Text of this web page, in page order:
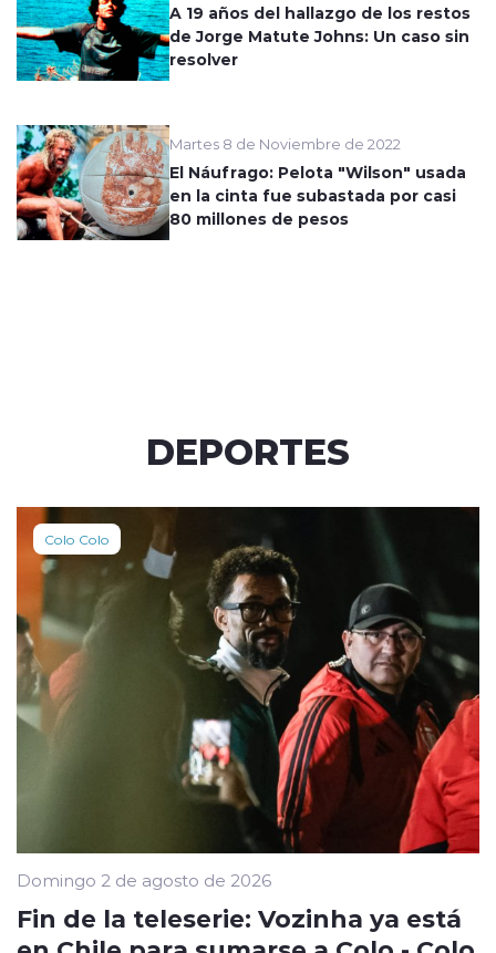
A 19 años del hallazgo de los restos
de Jorge Matute Johns: Un caso sin
resolver
Martes 8 de Noviembre de 2022
El Náufrago: Pelota "Wilson" usada
en la cinta fue subastada por casi
80 millones de pesos
DEPORTES
Colo Colo
Domingo 2 de agosto de 2026
Fin de la teleserie: Vozinha ya está